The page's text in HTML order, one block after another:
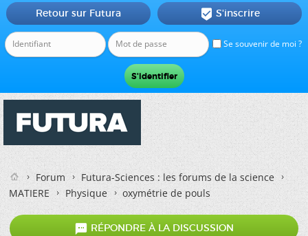
Se souvenir de moi ?
Retour sur Futura  S'inscrire
Forum
Futura-Sciences : les forums de la science
MATIERE
Physique oxymétrie de pouls
 RÉPONDRE À LA DISCUSSION